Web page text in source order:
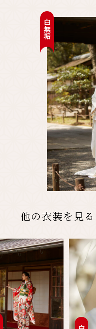
和婚コラム
先輩カップル実例
ク
白無垢
他の衣装を見る